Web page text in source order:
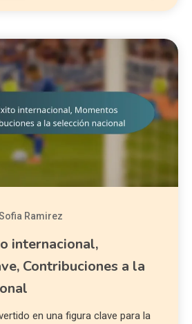
Ramirez
internacional,
Contribuciones a la
en una figura clave para la